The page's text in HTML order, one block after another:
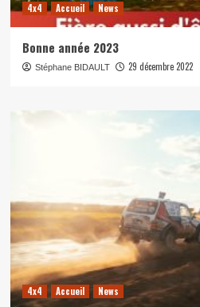
4x4 Accueil News
Bonne année 2023
Stéphane BIDAULT 29 décembre 2022
4x4 Accueil News